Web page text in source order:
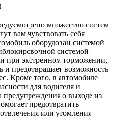
множество систем
вам чувствовать себя
оборудован системой
системой
при экстренном торможении,
и предотвращает возможность
Кроме того, в автомобиле
для водителя и
предупреждения о выходе из
предотвратить
или утомления